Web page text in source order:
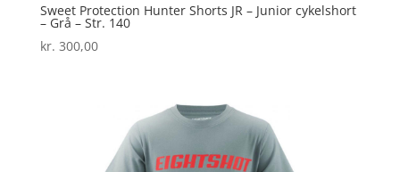
Sweet Protection Hunter Shorts JR – Junior cykelshort
– Grå – Str. 140
kr. 300,00